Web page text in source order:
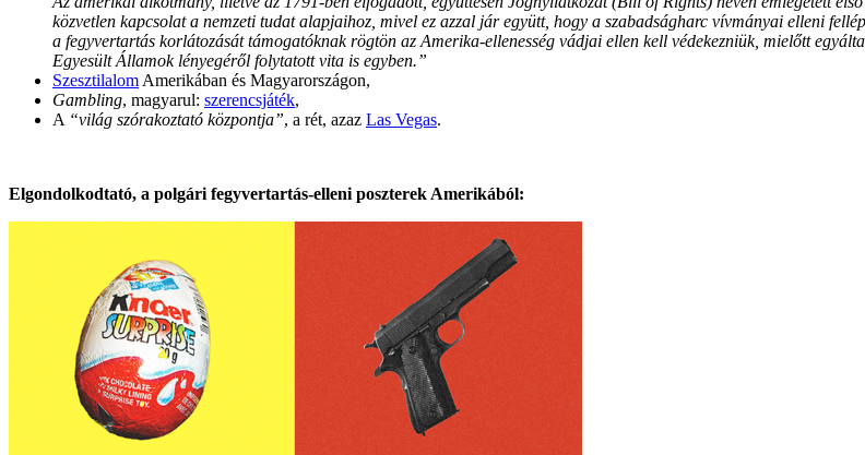
közvetlen kapcsolat a nemzeti tudat alapjaihoz, mivel ez azzal jár együtt, hogy a szabadságharc vívmányai elleni
a fegyvertartás korlátozását támogatóknak rögtön az Amerika-ellenesség vádjai ellen kell védekezniük, mielőtt
Egyesült Államok lényegéről folytatott vita is egyben.”
Szesztilalom Amerikában és Magyarországon,
Gambling, magyarul: szerencsjáték,
A “világ szórakoztató központja”, a rét, azaz Las Vegas.
Elgondolkodtató, a polgári fegyvertartás-elleni poszterek Amerikából: